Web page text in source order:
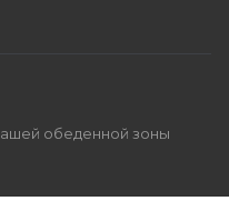
обеденной зоны